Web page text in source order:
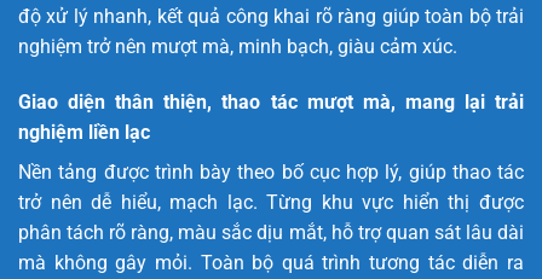
độ xử lý nhanh, kết quả công khai rõ ràng giúp toàn bộ trải
nghiệm trở nên mượt mà, minh bạch, giàu cảm xúc.
Giao diện thân thiện, thao tác mượt mà, mang lại trải
nghiệm liền lạc
Nền tảng được trình bày theo bố cục hợp lý, giúp thao tác
trở nên dễ hiểu, mạch lạc. Từng khu vực hiển thị được
phân tách rõ ràng, màu sắc dịu mắt, hỗ trợ quan sát lâu dài
mà không gây mỏi. Toàn bộ quá trình tương tác diễn ra